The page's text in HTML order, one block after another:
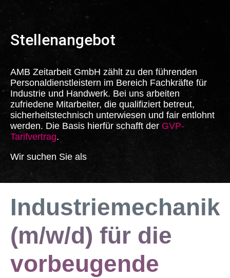
Stellenangebot
AMB Zeitarbeit GmbH zählt zu den führenden
Personaldienstleistern im Bereich Fachkräfte für
Industrie und Handwerk. Bei uns arbeiten
zufriedene Mitarbeiter, die qualifiziert betreut,
sicherheitstechnisch unterwiesen und fair entlohnt
werden. Die Basis hierfür schafft der GVP-
Tarifvertrag.
Wir suchen Sie als
(m/w/d) für die
vorbeugende